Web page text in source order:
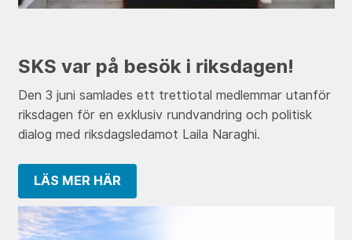
SKS var på besök i riksdagen!
Den 3 juni samlades ett trettiotal medlemmar utanför
riksdagen för en exklusiv rundvandring och politisk
dialog med riksdagsledamot Laila Naraghi.
LÄS MER HÄR